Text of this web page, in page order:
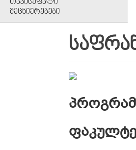
ᲗᲐᲕᲘᲡᲣᲤᲐᲚᲘ
ᲛᲔᲪᲜᲘᲔᲠᲔᲑᲔᲑᲘ